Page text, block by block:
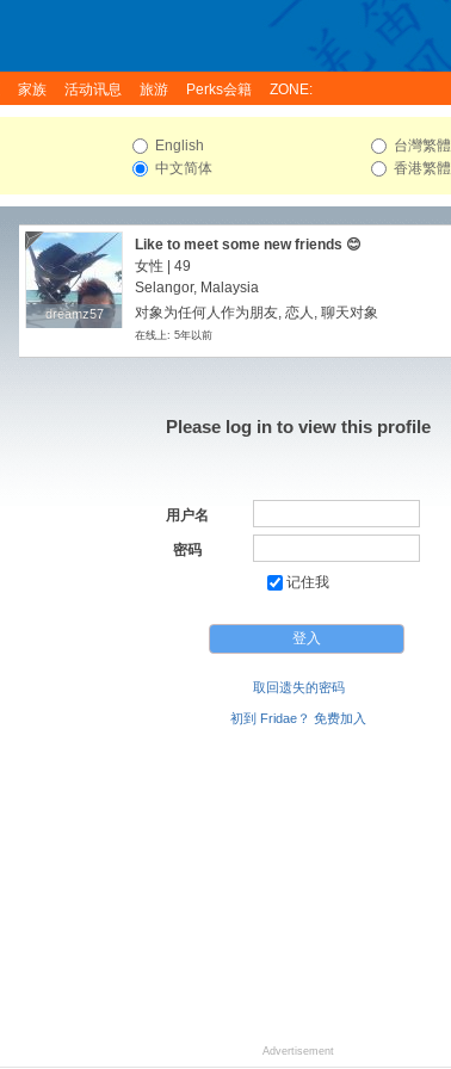
家族 活动讯息 旅游 Perks会籍 ZONE:
English
中文简体
台灣繁體
香港繁體
dreamz57
dreamz57
Like to meet some new friends 😊
女性 | 49
Selangor, Malaysia
对象为任何人作为朋友, 恋人, 聊天对象
在线上: 5年以前
Please log in to view this profile
用户名
密码
记住我
取回遗失的密码
初到 Fridae？ 免费加入
Advertisement